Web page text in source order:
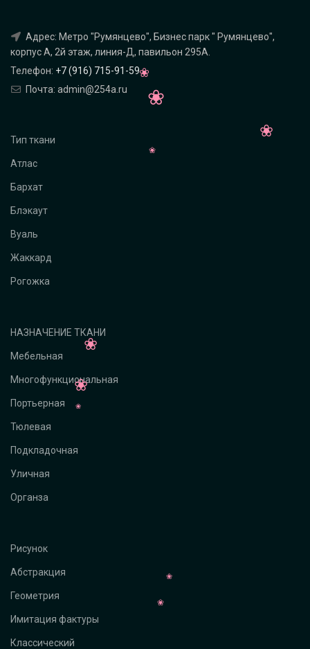
Адрес: Метро "Румянцево", Бизнес парк " Румянцево",
корпус А, 2й этаж, линия-Д, павильон 295A.
Телефон: +7 (916) 715-91-59
Почта: admin@254a.ru
Тип ткани
Атлас
Бархат
Блэкаут
Вуаль
Жаккард
Рогожка
НАЗНАЧЕНИЕ ТКАНИ
Мебельная
Многофункциональная
Портьерная
Тюлевая
Подкладочная
Уличная
Органза
Рисунок
Абстракция
Геометрия
Имитация фактуры
Классический